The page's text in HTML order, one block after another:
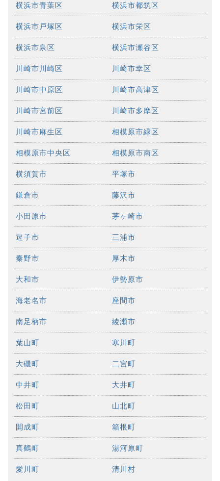
横浜市青葉区 横浜市都筑区
横浜市戸塚区 横浜市栄区
横浜市泉区 横浜市瀬谷区
川崎市川崎区 川崎市幸区
川崎市中原区 川崎市高津区
川崎市宮前区 川崎市多摩区
川崎市麻生区 相模原市緑区
相模原市中央区 相模原市南区
横須賀市 平塚市
鎌倉市 藤沢市
小田原市 茅ヶ崎市
逗子市 三浦市
秦野市 厚木市
大和市 伊勢原市
海老名市 座間市
南足柄市 綾瀬市
葉山町 寒川町
大磯町 二宮町
中井町 大井町
松田町 山北町
開成町 箱根町
真鶴町 湯河原町
愛川町 清川村